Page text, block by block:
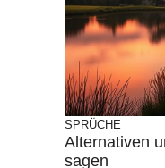
SPRÜCHE
Alternativen
sagen